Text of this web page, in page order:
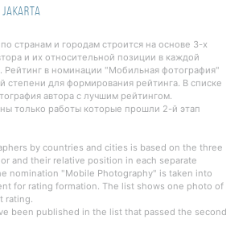
Jakarta
странам и городам строится на основе 3-х
и их относительной позиции в каждой
Рейтинг в номинации "Мобильная фотография"
степени для формирования рейтинга. В списке
автора с лучшим рейтингом.
только работы которые прошли 2-й этап
by countries and cities is based on the three
and their relative position in each separate
nomination "Mobile Photography" is taken into
for rating formation. The list shows one photo of
rating.
been published in the list that passed the second